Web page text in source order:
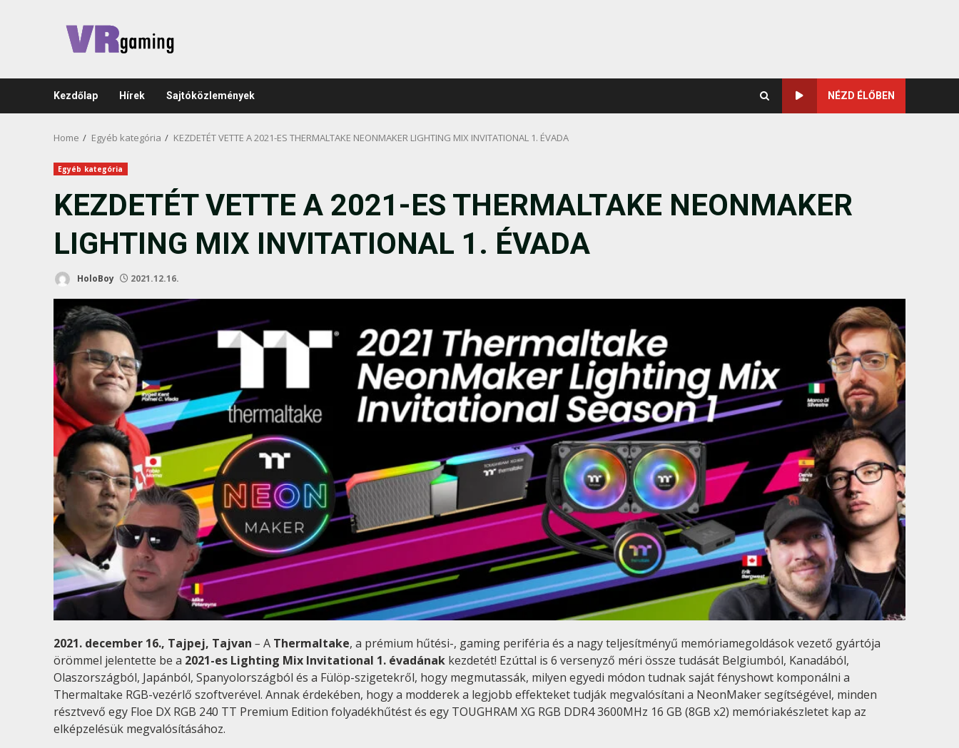
Kezdőlap Hírek Sajtóközlemények NÉZD ÉLŐBEN
Home Egyéb kategória KEZDETÉT VETTE A 2021-ES THERMALTAKE NEONMAKER LIGHTING MIX INVITATIONAL 1. ÉVADA
Egyéb kategória
KEZDETÉT VETTE A 2021-ES THERMALTAKE NEONMAKER
LIGHTING MIX INVITATIONAL 1. ÉVADA
HoloBoy 2021.12.16.
2021. december 16., Tajpej, Tajvan – A Thermaltake, a prémium hűtési-, gaming periféria és a nagy teljesítményű memóriamegoldások vezető gyártója
örömmel jelentette be a 2021-es Lighting Mix Invitational 1. évadának kezdetét! Ezúttal is 6 versenyző méri össze tudását Belgiumból, Kanadából,
Olaszországból, Japánból, Spanyolországból és a Fülöp-szigetekről, hogy megmutassák, milyen egyedi módon tudnak saját fényshowt komponálni a
Thermaltake RGB-vezérlő szoftverével. Annak érdekében, hogy a modderek a legjobb effekteket tudják megvalósítani a NeonMaker segítségével, minden
résztvevő egy Floe DX RGB 240 TT Premium Edition folyadékhűtést és egy TOUGHRAM XG RGB DDR4 3600MHz 16 GB (8GB x2) memóriakészletet kap az
elképzelésük megvalósításához.